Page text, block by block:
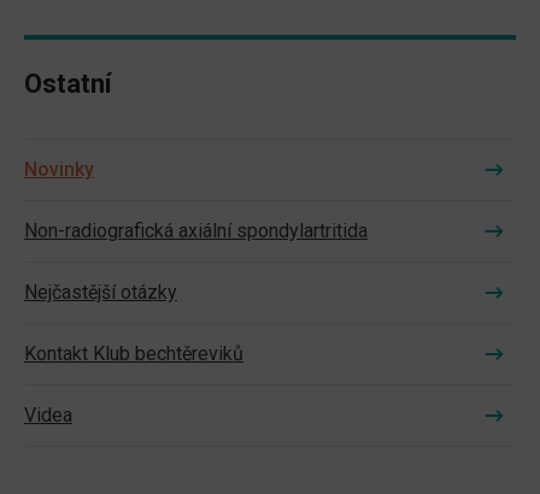
Ostatní
Novinky
Non-radiografická axiální spondylartritida
Nejčastější otázky
Kontakt Klub bechtěreviků
Videa